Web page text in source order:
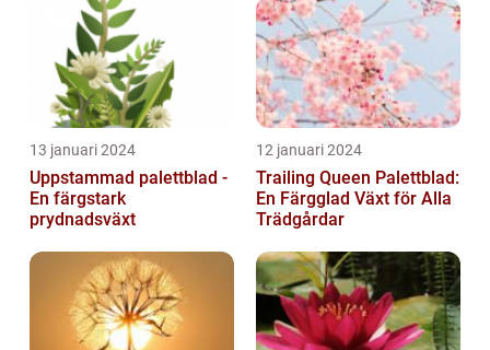
13 januari 2024
Uppstammad palettblad -
En färgstark
prydnadsväxt
12 januari 2024
Trailing Queen Palettblad:
En Färgglad Växt för Alla
Trädgårdar